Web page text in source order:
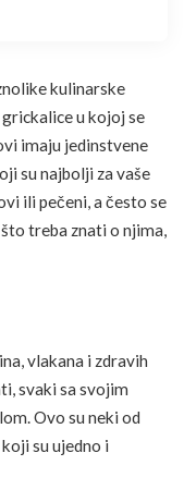
kulinarske
u kojoj se
imaju jedinstvene
su najbolji za vaše
ili pečeni, a često se
treba znati o njima,
vlakana i zdravih
svaki sa svojim
Ovo su neki od
su ujedno i